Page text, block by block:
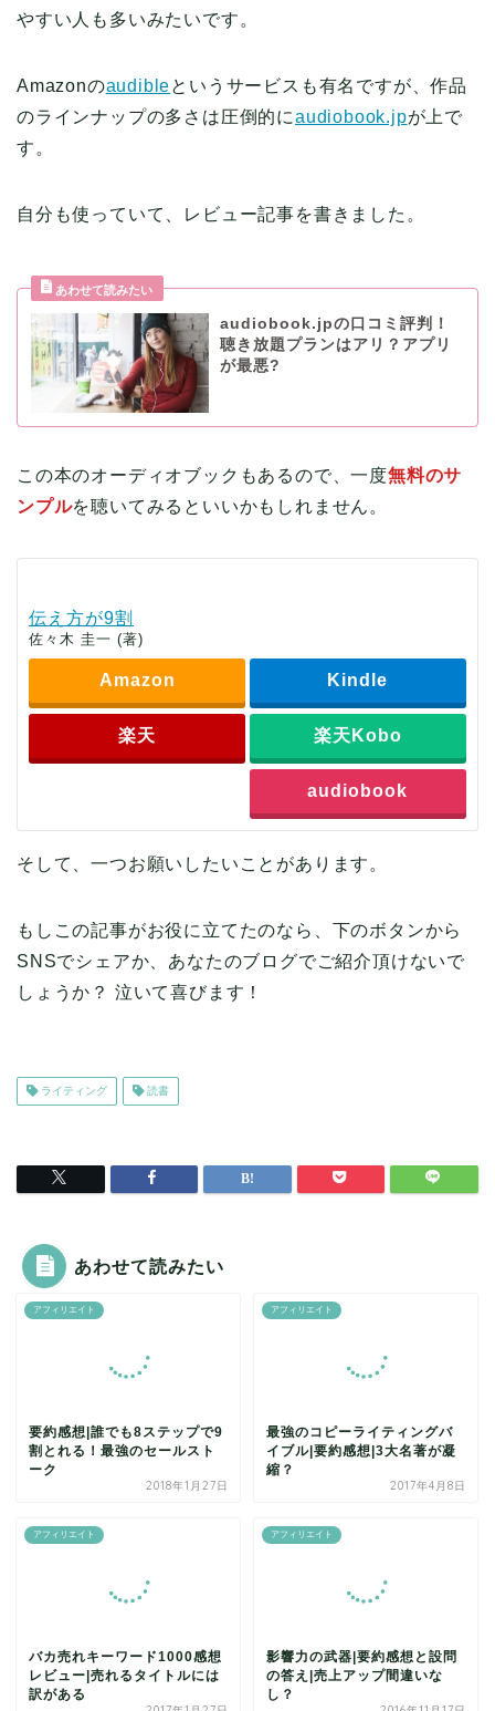
やすい人も多いみたいです。
Amazonのaudibleというサービスも有名ですが、作品
のラインナップの多さは圧倒的にaudiobook.jpが上で
す。
自分も使っていて、レビュー記事を書きました。
audiobook.jpの口コミ評判！
聴き放題プランはアリ？アプリ
が最悪?
この本のオーディオブックもあるので、一度無料のサ
ンプルを聴いてみるといいかもしれません。
伝え方が9割
佐々木 圭一 (著)
Amazon Kindle
楽天 楽天Kobo
audiobook
そして、一つお願いしたいことがあります。
もしこの記事がお役に立てたのなら、下のボタンから
SNSでシェアか、あなたのブログでご紹介頂けないで
しょうか？ 泣いて喜びます！
ライティング 読書
あわせて読みたい
アフィリエイト
要約感想|誰でも8ステップで9
割とれる！最強のセールスト
ーク
2018年1月27日
アフィリエイト
最強のコピーライティングバ
イブル|要約感想|3大名著が凝
縮？
2017年4月8日
アフィリエイト
バカ売れキーワード1000感想
レビュー|売れるタイトルには
訳がある
アフィリエイト
影響力の武器|要約感想と設問
の答え|売上アップ間違いな
し？